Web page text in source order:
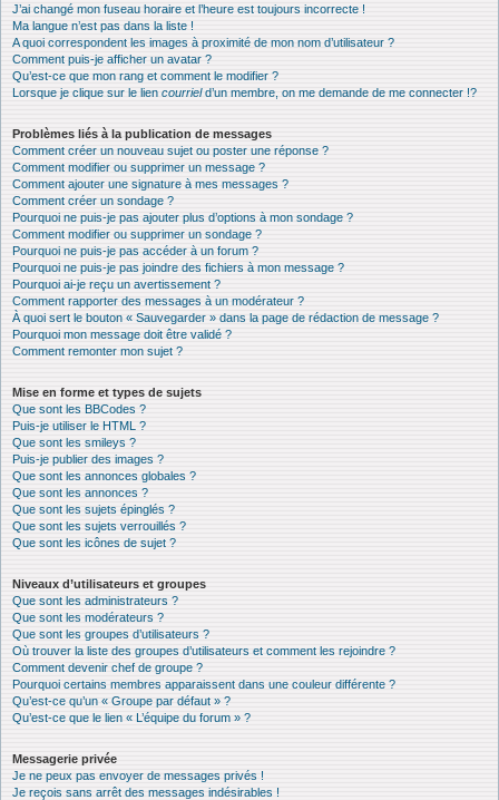
J’ai changé mon fuseau horaire et l’heure est toujours incorrecte !
Ma langue n’est pas dans la liste !
A quoi correspondent les images à proximité de mon nom d’utilisateur ?
Comment puis-je afficher un avatar ?
Qu’est-ce que mon rang et comment le modifier ?
Lorsque je clique sur le lien courrield’un membre, on me demande de me connecter !?
Problèmes liés à la publication de messages
Comment créer un nouveau sujet ou poster une réponse ?
Comment modifier ou supprimer un message ?
Comment ajouter une signature à mes messages ?
Comment créer un sondage ?
Pourquoi ne puis-je pas ajouter plus d’options à mon sondage ?
Comment modifier ou supprimer un sondage ?
Pourquoi ne puis-je pas accéder à un forum ?
Pourquoi ne puis-je pas joindre des fichiers à mon message ?
Pourquoi ai-je reçu un avertissement ?
Comment rapporter des messages à un modérateur ?
À quoi sert le bouton « Sauvegarder » dans la page de rédaction de message ?
Pourquoi mon message doit être validé ?
Comment remonter mon sujet ?
Mise en forme et types de sujets
Que sont les BBCodes ?
Puis-je utiliser le HTML ?
Que sont les smileys ?
Puis-je publier des images ?
Que sont les annonces globales ?
Que sont les annonces ?
Que sont les sujets épinglés ?
Que sont les sujets verrouillés ?
Que sont les icônes de sujet ?
Niveaux d’utilisateurs et groupes
Que sont les administrateurs ?
Que sont les modérateurs ?
Que sont les groupes d’utilisateurs ?
Où trouver la liste des groupes d’utilisateurs et comment les rejoindre ?
Comment devenir chef de groupe ?
Pourquoi certains membres apparaissent dans une couleur différente ?
Qu’est-ce qu’un « Groupe par défaut » ?
Qu’est-ce que le lien « L’équipe du forum » ?
Messagerie privée
Je ne peux pas envoyer de messages privés !
Je reçois sans arrêt des messages indésirables !